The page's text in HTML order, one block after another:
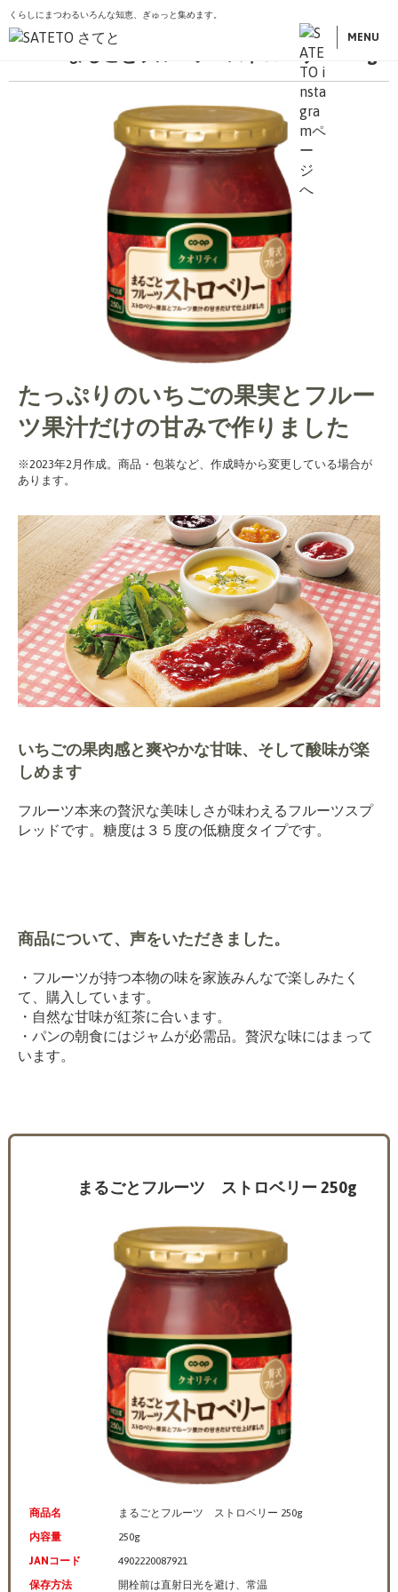
こ
の
ー
くらしにまつわるいろんな知恵、ぎゅっと集めます。
MENU
トップ 商品一覧 加工品 まるごとフルーツ ストロベリー 250g
まるごとフルーツ ストロベリー 250g
たっぷりのいちごの果実とフルー
ツ果汁だけの甘みで作りました
※2023年2月作成。商品・包装など、作成時から変更している場合が
あります。
いちごの果肉感と爽やかな甘味、そして酸味が楽
しめます
フルーツ本来の贅沢な美味しさが味わえるフルーツスプ
レッドです。糖度は３５度の低糖度タイプです。
商品について、声をいただきました。
・フルーツが持つ本物の味を家族みんなで楽しみたく
て、購入しています。
・自然な甘味が紅茶に合います。
・パンの朝食にはジャムが必需品。贅沢な味にはまって
います。
まるごとフルーツ ストロベリー 250g
商品名
まるごとフルーツ ストロベリー 250g
内容量
250g
JANコード
4902220087921
保存方法
開栓前は直射日光を避け、常温